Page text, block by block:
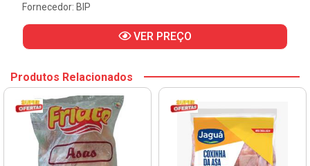
Fornecedor: BIP
VER PREÇO
Produtos Relacionados